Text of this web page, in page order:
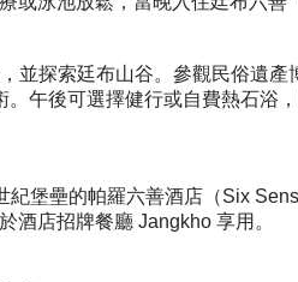
並探索廷布山谷。參觀民俗遺產
午後可選擇健行或自費熱石浴
堡壘的帕羅六善酒店（Six
酒店招牌餐廳 Jangkho 享用。